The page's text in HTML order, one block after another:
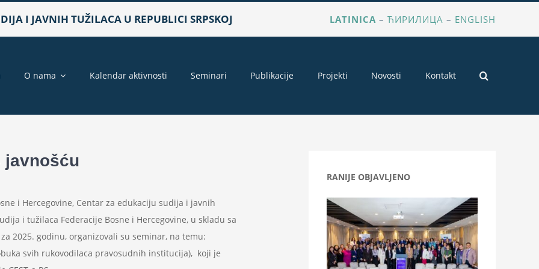
I JAVNIH TUŽILACA U REPUBLICI SRPSKOJ LATINICA –ЋИРИЛИЦА – ENGLISH
O nama Kalendar aktivnosti Seminari Publikacije Projekti Novosti Kontakt
javnošću
i Hercegovine, Centar za edukaciju sudija i javnih
i tužilaca Federacije Bosne i Hercegovine, u skladu sa
2025. godinu, organizovali su seminar, na temu:
svih rukovodilaca pravosudnih institucija), koji je
RANIJE OBJAVLJENO